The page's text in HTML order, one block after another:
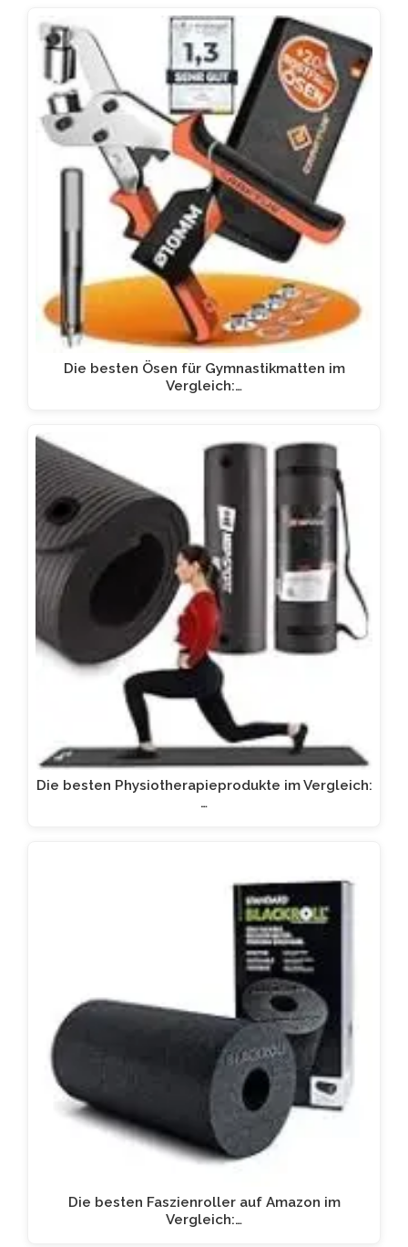
Die besten Ösen für Gymnastikmatten im
Vergleich:…
Die besten Physiotherapieprodukte im Vergleich:
…
Die besten Faszienroller auf Amazon im
Vergleich:…